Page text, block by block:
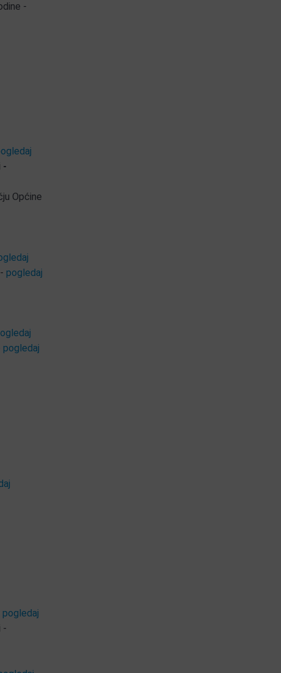
-
-
Općine
-pogledaj
pogledaj
pogledaj
-